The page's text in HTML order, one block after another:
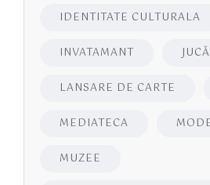
IDENTITATE CULTURALA
INVATAMANT
LANSARE DE CARTE
MEDIATECA
MUZEE